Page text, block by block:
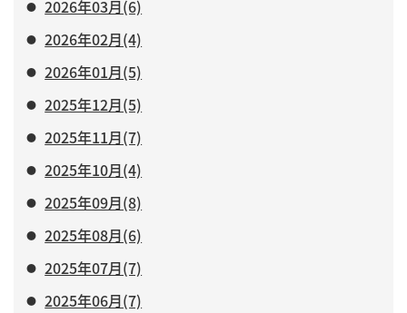
2026年03月(6)
2026年02月(4)
2026年01月(5)
2025年12月(5)
2025年11月(7)
2025年10月(4)
2025年09月(8)
2025年08月(6)
2025年07月(7)
2025年06月(7)